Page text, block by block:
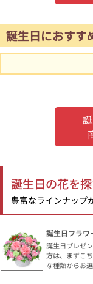
誕生日におすす
誕生日の花を
豊富なラインナップ
誕生日フラワ
誕生日プレゼ
方は、まずこ
な種類からお